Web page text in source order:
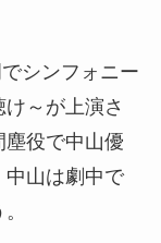
シンフォニー
～が上演さ
役で中山優
中山は劇中で